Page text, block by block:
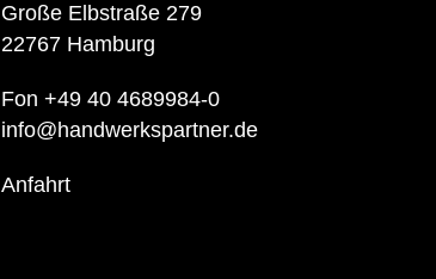
Große Elbstraße 279
22767 Hamburg
Fon +49 40 4689984-0
info@handwerkspartner.de
Anfahrt